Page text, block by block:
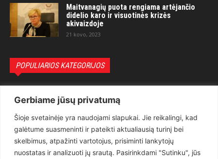
Gerbiame jūsų privatumą
Šioje svetainėje yra naudojami slapukai. Jie reikalingi, kad
galėtume suasmeninti ir pateikti aktualiausią turinį bei
skelbimus, atpažinti vartotojus, prisiminti lankytojų
nuostatas ir analizuoti jų srautą. Pasirinkdami "Sutinku", jūs
Maitvanagių puota rengiama artėjančio
didelio karo ir visuotinės krizės
akivaizdoje
21 kovo, 2023
POPULIARIOS KATEGORIJOS
Teisėsauga
1497
Aktualu
Lietuva
619